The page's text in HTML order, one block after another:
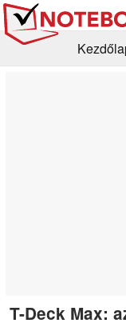
T-Deck Max: